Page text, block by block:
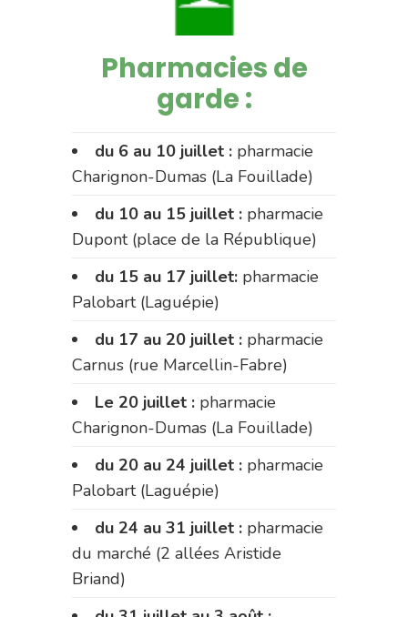
Pharmacies de
garde :
du 6 au 10 juillet : pharmacie
Charignon-Dumas (La Fouillade)
du 10 au 15 juillet : pharmacie
Dupont (place de la République)
du 15 au 17 juillet: pharmacie
Palobart (Laguépie)
du 17 au 20 juillet : pharmacie
Carnus (rue Marcellin-Fabre)
Le 20 juillet : pharmacie
Charignon-Dumas (La Fouillade)
du 20 au 24 juillet : pharmacie
Palobart (Laguépie)
du 24 au 31 juillet : pharmacie
du marché (2 allées Aristide
Briand)